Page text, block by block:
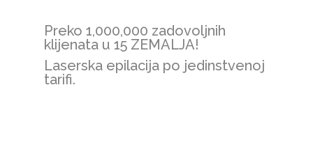
Preko 1,000,000 zadovoljnih
klijenata u 15 ZEMALJA!
Laserska epilacija po jedinstvenoj
tarifi.